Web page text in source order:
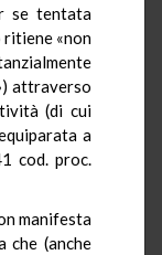
se tentata
ritiene «non
attraverso
(di cui
a
cod. proc.
manifesta
che (anche